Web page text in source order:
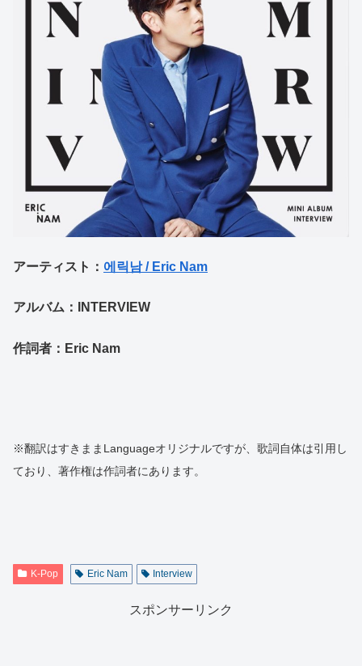
アーティスト： 에릭남 / Eric Nam
アルバム：INTERVIEW
作詞者：Eric Nam
※翻訳はすきままLanguageオリジナルですが、歌詞自体は引用し
ており、著作権は作詞者にあります。
K-Pop Eric Nam Interview
スポンサーリンク